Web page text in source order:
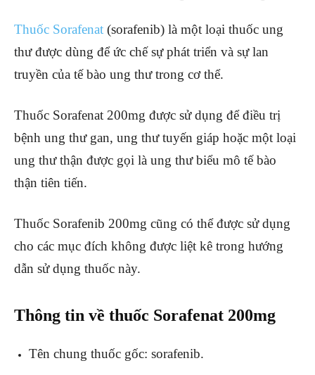
Thuốc Sorafenat (sorafenib) là một loại thuốc ung
thư được dùng để ức chế sự phát triển và sự lan
truyền của tế bào ung thư trong cơ thể.
Thuốc Sorafenat 200mg được sử dụng để điều trị
bệnh ung thư gan, ung thư tuyến giáp hoặc một loại
ung thư thận được gọi là ung thư biểu mô tế bào
thận tiên tiến.
Thuốc Sorafenib 200mg cũng có thể được sử dụng
cho các mục đích không được liệt kê trong hướng
dẫn sử dụng thuốc này.
Thông tin về thuốc Sorafenat 200mg
Tên chung thuốc gốc: sorafenib.